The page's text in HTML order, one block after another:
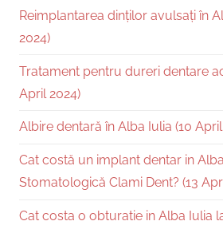
Reimplantarea dinților avulsați în
2024)
Tratament pentru dureri dentare
April 2024)
Albire dentară în Alba Iulia (10
Cat costă un implant dentar in
Stomatologică Clami Dent? (13
Cat costa o obturatie in Alba Iulia